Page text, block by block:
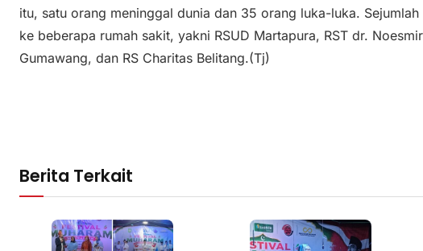
itu, satu orang meninggal dunia dan 35 orang luka-luka.
ke beberapa rumah sakit, yakni RSUD Martapura, RST dr.
Gumawang, dan RS Charitas Belitang.(Tj)
Berita Terkait